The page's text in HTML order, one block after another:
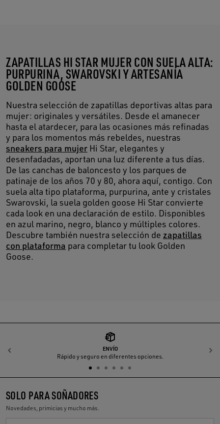
ZAPATILLAS HI STAR MUJER CON SUELA ALTA:
PURPURINA, SWAROVSKI Y ARTESANÍA
GOLDEN GOOSE
Nuestra selección de zapatillas deportivas altas para
mujer: originales y versátiles. Desde el amanecer
hasta el atardecer, para las ocasiones más refinadas
y para los momentos más rebeldes, nuestras
sneakers para mujer Hi Star, elegantes y
desenfadadas, aportan una luz diferente a tus días.
De las canchas de baloncesto y los parques de
patinaje de los años 70 y 80, ahora aquí, contigo. Con
suela alta tipo plataforma, purpurina, ante y cristales
Swarovski, la suela golden goose Hi Star convierte
cada look en una declaración de estilo. Disponibles
en azul marino, negro, blanco y múltiples colores.
Descubre también nuestra selección de zapatillas
con plataforma para completar tu look Golden
Goose.
ENVÍO
Rápido y seguro en diferentes opciones.
Anterior
SOLO PARA SOÑADORES
Novedades, primicias y mucho más.